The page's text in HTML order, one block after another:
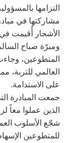
التزامها
مشاركتها في
الأشجار أُقيمت
ومبرّة صباح
المتطوعين،
العالمي للتربة،
على الاستدامة.
جمعت المبادرة
الذين عملوا معاً
شجّع الأسلوب
للمتطوعين